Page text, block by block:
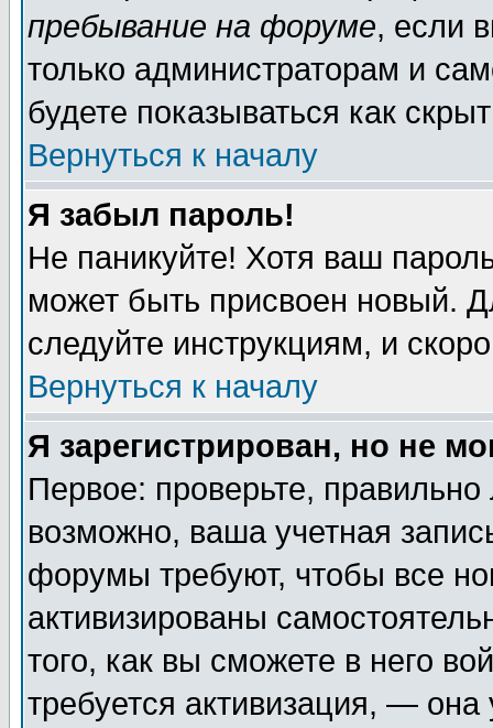
пребывание на форуме, если
только администраторам и
будете показываться как
Вернуться к началу
Я забыл пароль!
Не паникуйте! Хотя ваш
может быть присвоен новый.
следуйте инструкциям, и
Вернуться к началу
Я зарегистрирован, но не
Первое: проверьте,
возможно, ваша учетная
форумы требуют, чтобы все
активизированы
того, как вы сможете в него
требуется активизация, —